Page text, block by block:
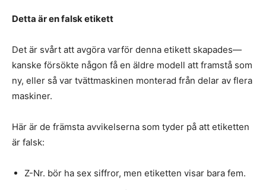
Detta är en falsk etikett
Det är svårt att avgöra varför denna etikett skapades—
kanske försökte någon få en äldre modell att framstå som
ny, eller så var tvättmaskinen monterad från delar av flera
maskiner.
Här är de främsta avvikelserna som tyder på att etiketten
är falsk:
Z-Nr. bör ha sex siffror, men etiketten visar bara fem.